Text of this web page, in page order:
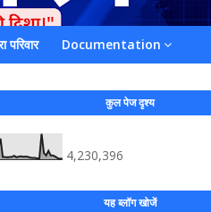
किया जाता है अपना सहयोग
परिवार Documentation
कुल पेज दृश्य
4,230,396
यह ब्लॉग खोजें